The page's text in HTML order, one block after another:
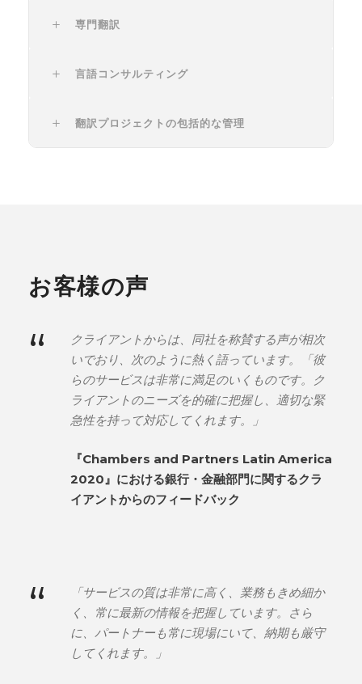
専門翻訳
言語コンサルティング
翻訳プロジェクトの包括的な管理
お客様の声
“
クライアントからは、同社を称賛する声が相次
いでおり、次のように熱く語っています。「彼
らのサービスは非常に満足のいくものです。ク
ライアントのニーズを的確に把握し、適切な緊
急性を持って対応してくれます。」
『Chambers and Partners Latin America
2020』における銀行・金融部門に関するクラ
イアントからのフィードバック
“
「サービスの質は非常に高く、業務もきめ細か
く、常に最新の情報を把握しています。さら
に、パートナーも常に現場にいて、納期も厳守
してくれます。」